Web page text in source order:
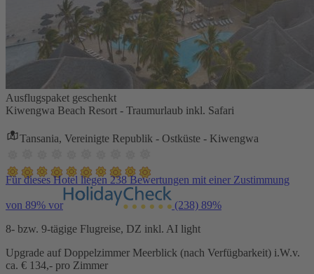
Ausflugspaket geschenkt
Kiwengwa Beach Resort - Traumurlaub inkl. Safari
Tansania, Vereinigte Republik - Ostküste - Kiwengwa
Für dieses Hotel liegen 238 Bewertungen mit einer Zustimmung
von 89% vor (238) 89%
8- bzw. 9-tägige Flugreise, DZ inkl. AI light
Upgrade auf Doppelzimmer Meerblick (nach Verfügbarkeit) i.W.v.
ca. € 134,- pro Zimmer